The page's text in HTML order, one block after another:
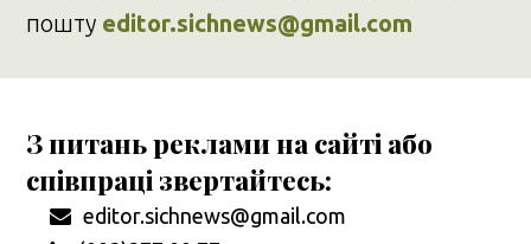
пошту editor.sichnews@gmail.com
З питань реклами на сайті або
співпраці звертайтесь:
editor.sichnews@gmail.com